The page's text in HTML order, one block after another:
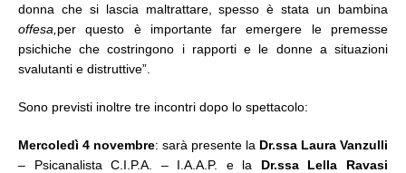
donna che si lascia maltrattare, spesso è stata un bambina
offesa, per questo è importante far emergere le premesse
psichiche che costringono i rapporti e le donne a situazioni
svalutanti e distruttive”.
Sono previsti inoltre tre incontri dopo lo spettacolo:
Mercoledì 4 novembre: sarà presente la Dr.ssa Laura Vanzulli
– Psicanalista C.I.P.A. – I.A.A.P. e la Dr.ssa Lella Ravasi